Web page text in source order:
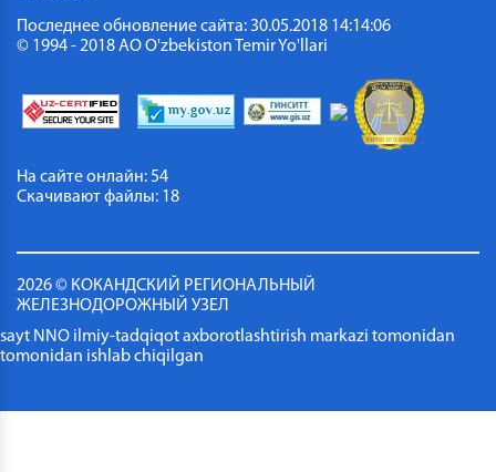
Последнее обновление сайта: 30.05.2018 14:14:06
© 1994 - 2018 АО O'zbekiston Temir Yo'llari
На сайте онлайн: 54
Скачивают файлы: 18
2026 © КОКАНДСКИЙ РЕГИОНАЛЬНЫЙ
ЖЕЛЕЗНОДОРОЖНЫЙ УЗЕЛ
sayt NNO ilmiy-tadqiqot axborotlashtirish markazi tomonidan
tomonidan ishlab chiqilgan